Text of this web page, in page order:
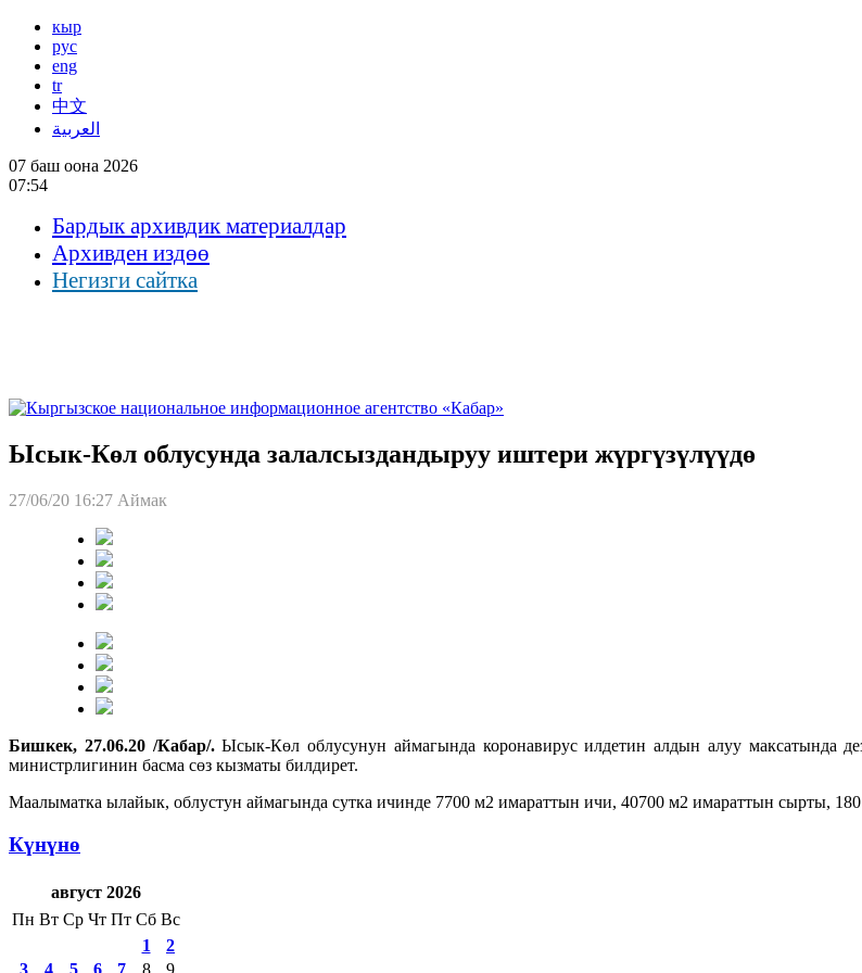
кыр
рус
eng
tr
中文
العربية
07 баш оона 2026
07:54
Бардык архивдик материалдар
Архивден издөө
Негизги сайтка
Ысык-Көл облусунда залалсыздандыруу иштери жүргүзүлүүдө
27/06/20 16:27 Аймак
Бишкек, 27.06.20 /Кабар/.Ысык-Көл облусунун аймагында коронавирус илдетин алдын алуу максатында
министрлигинин басма сөз кызматы билдирет.
Маалыматка ылайык, облустун аймагында сутка ичинде 7700 м2 имараттын ичи, 40700 м2 имараттын сырты,
Күнүнө
август 2026
Пн Вт Ср Чт Пт Сб Вс
1
2